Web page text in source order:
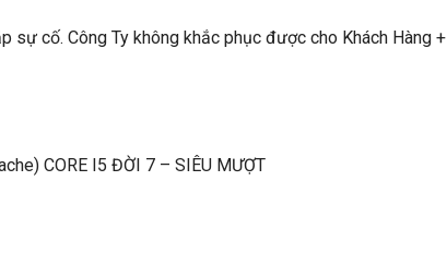
sự cố. Công Ty không khắc phục được cho Khách Hàng +
CORE I5 ĐỜI 7 – SIÊU MƯỢT